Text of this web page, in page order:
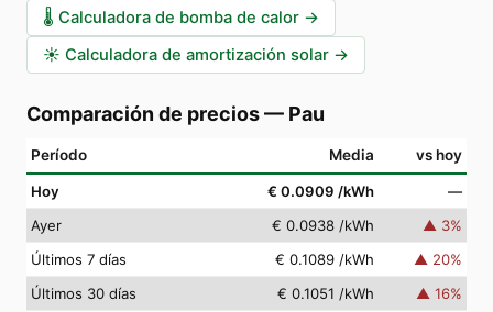
🌡️ Calculadora de bomba de calor →
☀️ Calculadora de amortización solar →
Comparación de precios— Pau
Período Media vs hoy
Hoy € 0.0909 /kWh
—
Ayer
€ 0.0938 /kWh ▲ 3%
Últimos 7 días
€ 0.1089 /kWh ▲ 20%
Últimos 30 días
€ 0.1051 /kWh ▲ 16%